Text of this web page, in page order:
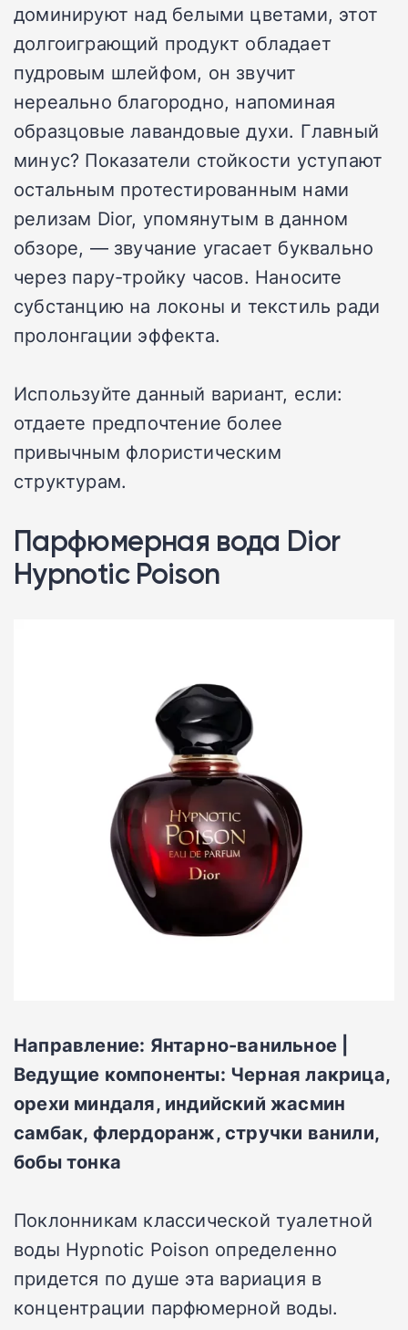
доминируют над белыми цветами, этот
долгоиграющий продукт обладает
пудровым шлейфом, он звучит
нереально благородно, напоминая
образцовые лавандовые духи. Главный
минус? Показатели стойкости уступают
остальным протестированным нами
релизам Dior, упомянутым в данном
обзоре, — звучание угасает буквально
через пару-тройку часов. Наносите
субстанцию на локоны и текстиль ради
пролонгации эффекта.
Используйте данный вариант, если:
отдаете предпочтение более
привычным флористическим
структурам.
Парфюмерная вода Dior
Hypnotic Poison
Направление: Янтарно-ванильное |
Ведущие компоненты: Черная лакрица,
орехи миндаля, индийский жасмин
самбак, флердоранж, стручки ванили,
бобы тонка
Поклонникам классической туалетной
воды Hypnotic Poison определенно
придется по душе эта вариация в
концентрации парфюмерной воды.